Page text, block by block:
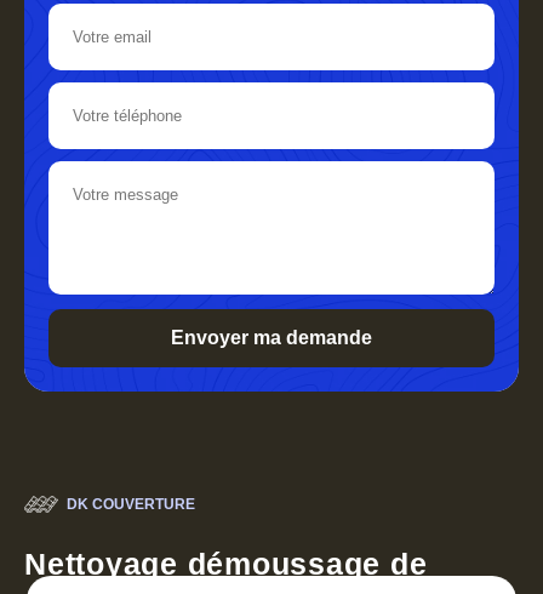
DK COUVERTURE
Nettoyage démoussage de